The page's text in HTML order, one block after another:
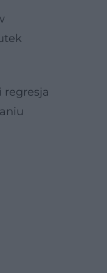
regresja